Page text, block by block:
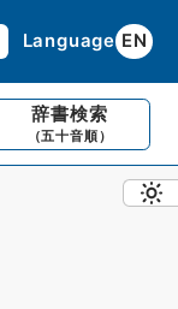
Language EN
辞書検索
（五十音順）